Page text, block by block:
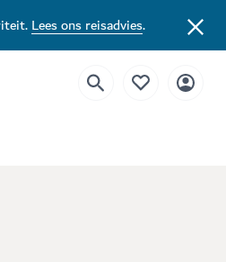
Lees ons reisadvies.